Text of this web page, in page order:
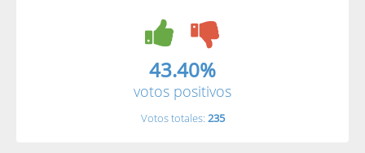
43.40%
votos positivos
Votos totales: 235